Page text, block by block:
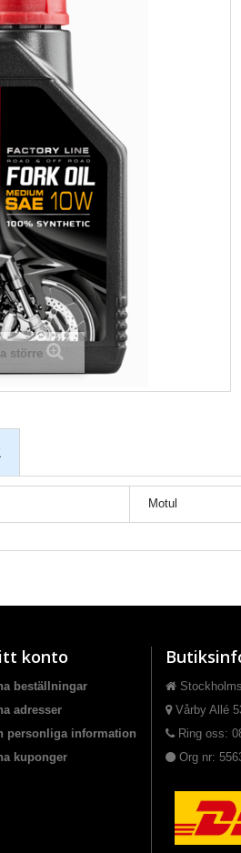
större
Motul
konto
beställningar
adresser
personliga information
kuponger
Vårby Allé
Ring oss:
Org nr: